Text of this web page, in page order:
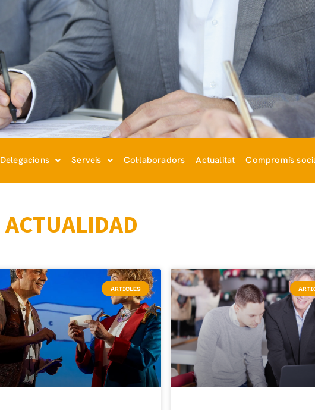
Delegacions Serveis Col·laboradors Actualitat Compromís
ACTUALIDAD
ARTICLES